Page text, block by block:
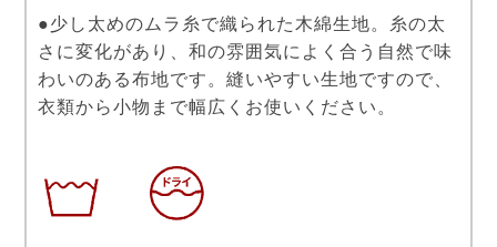
●少し太めのムラ糸で織られた木綿生地。糸の太
さに変化があり、和の雰囲気によく合う自然で味
わいのある布地です。縫いやすい生地ですので、
衣類から小物まで幅広くお使いください。